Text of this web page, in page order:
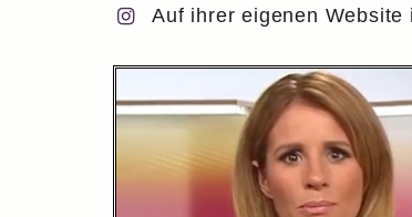
Auf ihrer eigenen